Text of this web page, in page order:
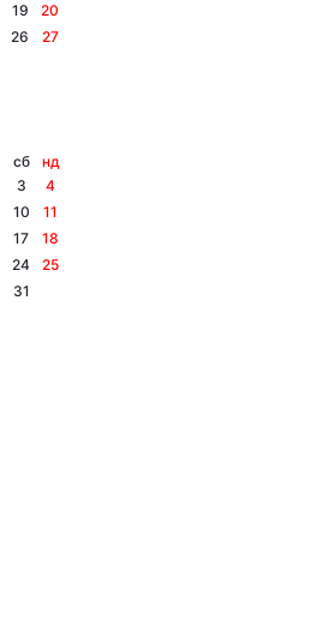
19
20
26
27
сб
нд
3
4
10
11
17
18
24
25
31